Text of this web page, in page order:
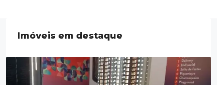
Imóveis em destaque